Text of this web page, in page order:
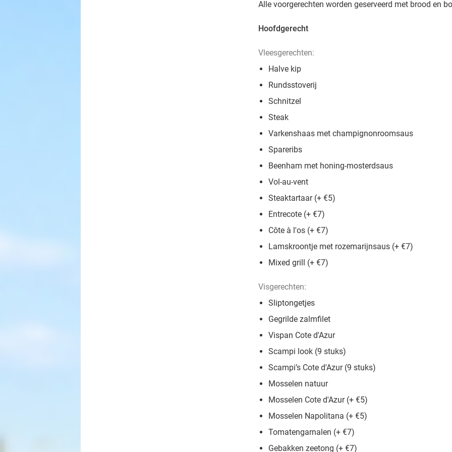
Alle voorgerechten worden geserveerd met brood en
Hoofdgerecht
Vleesgerechten:
Halve kip
Rundsstoverij
Schnitzel
Steak
Varkenshaas met champignonroomsaus
Spareribs
Beenham met honing-mosterdsaus
Vol-au-vent
Steaktartaar (+ €5)
Entrecote (+ €7)
Côte à l'os (+ €7)
Lamskroontje met rozemarijnsaus (+ €7)
Mixed grill (+ €7)
Visgerechten:
Sliptongetjes
Gegrilde zalmfilet
Vispan Cote d'Azur
Scampi look (9 stuks)
Scampi’s Cote d'Azur (9 stuks)
Mosselen natuur
Mosselen Cote d'Azur (+ €5)
Mosselen Napolitana (+ €5)
Tomatengarnalen (+ €7)
Gebakken zeetong (+ €7)